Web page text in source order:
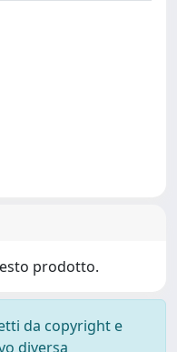
prodotto.
da copyright e
diversa